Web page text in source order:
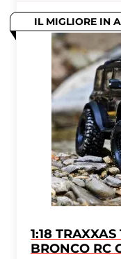
IL MIGLIORE IN
1:18
BRONCO RC